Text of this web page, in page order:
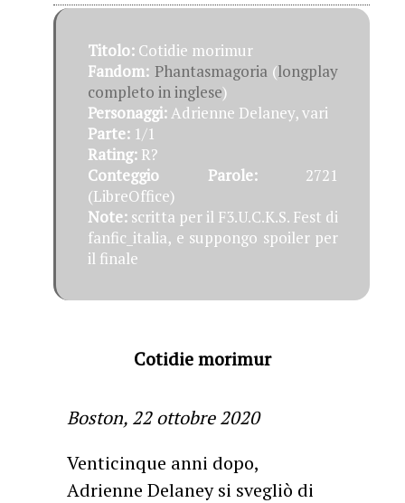
Titolo: Cotidie morimur
Fandom: Phantasmagoria (longplay
completo in inglese)
Personaggi: Adrienne Delaney, vari
Parte: 1/1
Rating: R?
Conteggio Parole:2721
(LibreOffice)
Note: scritta per il F3.U.C.K.S. Fest di
fanfic_italia, e suppongo spoiler per
il finale
Cotidie morimur
Boston, 22 ottobre 2020
Venticinque anni dopo,
Adrienne Delaney si svegliò di